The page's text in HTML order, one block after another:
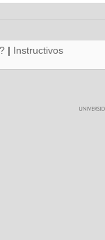
| Instructivos